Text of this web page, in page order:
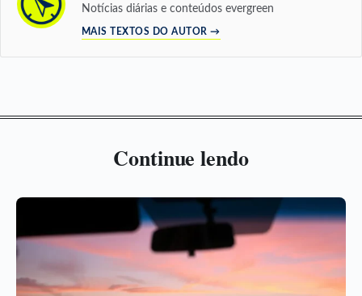
Notícias diárias e conteúdos evergreen
MAIS TEXTOS DO AUTOR →
Continue lendo